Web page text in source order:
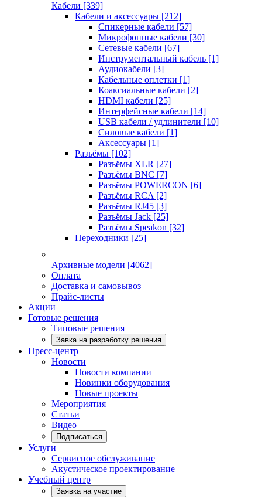
Кабели [339]
Кабели и аксессуары [212]
Спикерные кабели [57]
Микрофонные кабели [30]
Сетевые кабели [67]
Инструментальный кабель [1]
Аудиокабели [3]
Кабельные оплетки [1]
Коаксиальные кабели [2]
HDMI кабели [25]
Интерфейсные кабели [14]
USB кабели / удлинители [10]
Силовые кабели [1]
Аксессуары [1]
Разъёмы [102]
Разъёмы XLR [27]
Разъёмы BNC [7]
Разъёмы POWERCON [6]
Разъёмы RCA [2]
Разъёмы RJ45 [3]
Разъёмы Jack [25]
Разъёмы Speakon [32]
Переходники [25]
Архивные модели [4062]
Оплата
Доставка и самовывоз
Прайс-листы
Акции
Готовые решения
Типовые решения
Завка на разработку решения
Пресс-центр
Новости
Новости компании
Новинки оборудования
Новые проекты
Мероприятия
Статьи
Видео
Подписаться
Услуги
Сервисное обслуживание
Акустическое проектирование
Учебный центр
Заявка на участие